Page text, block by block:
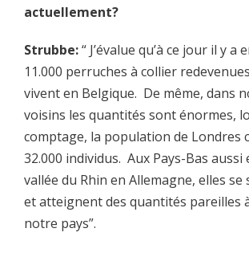
actuellement?
Strubbe:“ J’évalue qu’à ce jour il y a
11.000 perruches à collier
vivent en Belgique. De même, dans
voisins les quantités sont énormes,
comptage, la population de Londres
32.000 individus. Aux Pays-Bas aussi
vallée du Rhin en Allemagne, elles
et atteignent des quantités pareilles
notre pays”.